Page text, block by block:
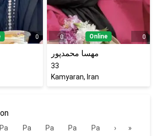
0 0 Online 0
مهسا محمدپور
33
Kamyaran, Iran
Pa
Pa
Pa
Pa
Pa
› »